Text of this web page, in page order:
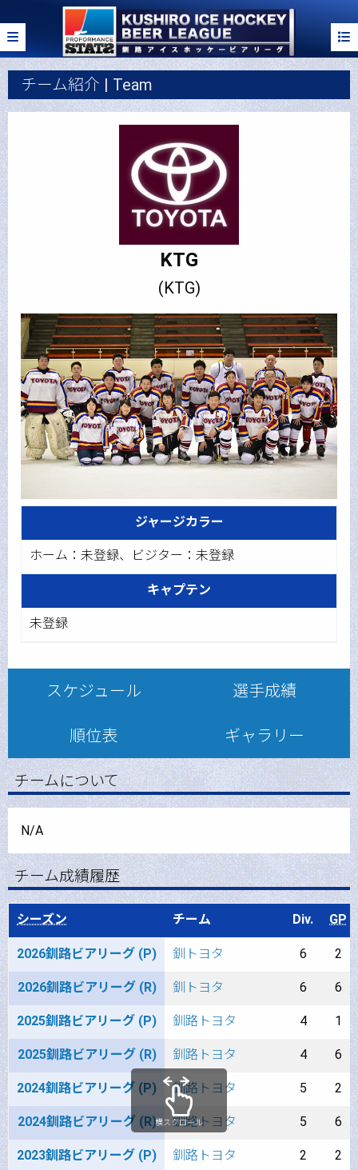
チーム紹介 | Team
KTG
(KTG)
ジャージカラー
ホーム：未登録、ビジター：未登録
キャプテン
未登録
スケジュール 選手成績
順位表 ギャラリー
チームについて
N/A
チーム成績履歴
シーズン チーム Div. GP
2026釧路ビアリーグ (P) 釧トヨタ 6 2
2026釧路ビアリーグ (R) 釧トヨタ 6 6
2025釧路ビアリーグ (P) 釧路トヨタ 4 1
2025釧路ビアリーグ (R) 釧路トヨタ 4 6
2024釧路ビアリーグ (P) 釧路トヨタ 5 2
2024釧路ビアリーグ (R) 釧路トヨタ 5 6
2023釧路ビアリーグ (P) 釧路トヨタ 2 2
横スクロール